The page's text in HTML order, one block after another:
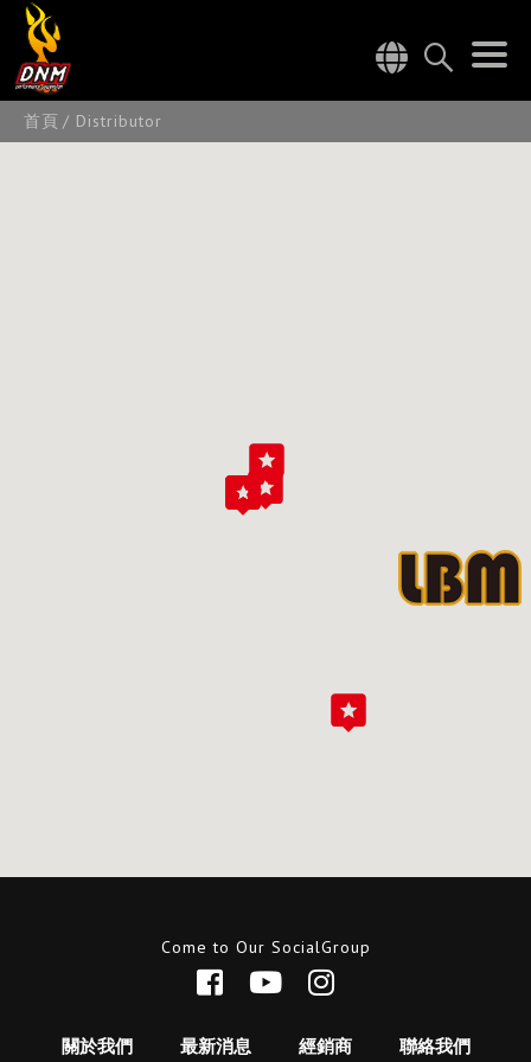
首頁 Distributor
Come to Our SocialGroup
關於我們 最新消息 經銷商 聯絡我們